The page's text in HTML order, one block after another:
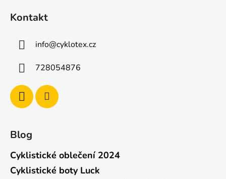
Kontakt
info@cyklotex.cz
728054876
Blog
Cyklistické oblečení 2024
Cyklistické boty Luck